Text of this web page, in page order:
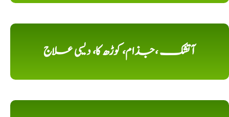
آتشک ،جذام، کوڑھ کا، دیسی علاج